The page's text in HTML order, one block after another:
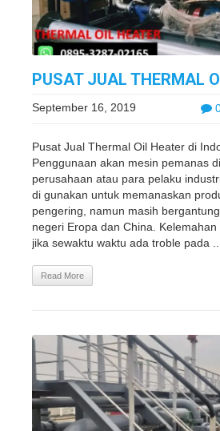
PUSAT JUAL THERMAL
September 16, 2019
Pusat Jual Thermal Oil Heater di
Penggunaan akan mesin pemanas
perusahaan atau para pelaku
di gunakan untuk memanaskan
pengering, namun masih
negeri Eropa dan China.
jika sewaktu waktu ada troble pada ...
Read More